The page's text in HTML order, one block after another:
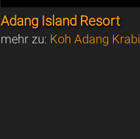
Adang Island Resort
mehr zu: Koh Adang Krabi